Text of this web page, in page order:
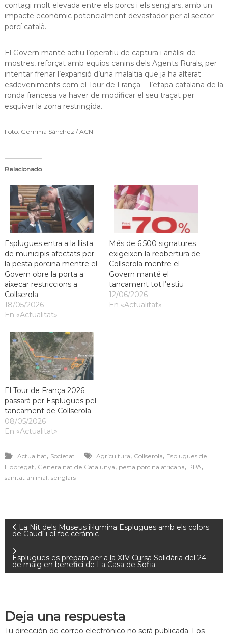
contagi molt elevada entre els porcs i els senglars, amb un
impacte econòmic potencialment devastador per al sector
porcí català.
El Govern manté actiu l’operatiu de captura i anàlisi de
mostres, reforçat amb equips canins dels Agents Rurals, per
intentar frenar l’expansió d’una malaltia que ja ha alterat
esdeveniments com el Tour de França —l’etapa catalana de la
ronda francesa va haver de modificar el seu traçat per
esquivar la zona restringida.
Foto: Gemma Sánchez / ACN
Relacionado
Esplugues entra a la llista
de municipis afectats per
la pesta porcina mentre el
Govern obre la porta a
aixecar restriccions a
Collserola
18/05/2026
En «Actualitat»
Més de 6.500 signatures
exigeixen la reobertura de
Collserola mentre el
Govern manté el
tancament tot l’estiu
12/06/2026
En «Actualitat»
El Tour de França 2026
passarà per Esplugues pel
tancament de Collserola
08/05/2026
En «Actualitat»
Actualitat, Societat Agricultura, Collserola, Esplugues de
Llobregat, Generalitat de Catalunya, pesta porcina africana, PPA,
sanitat animal, senglars
La Nit dels Museus il·lumina Esplugues amb els colors
de Gaudí i el foc ceràmic
Esplugues es prepara per a la XIV Cursa Solidària del 24
de maig en benefici de La Casa de Sofia
Deja una respuesta
Tu dirección de correo electrónico no será publicada. Los